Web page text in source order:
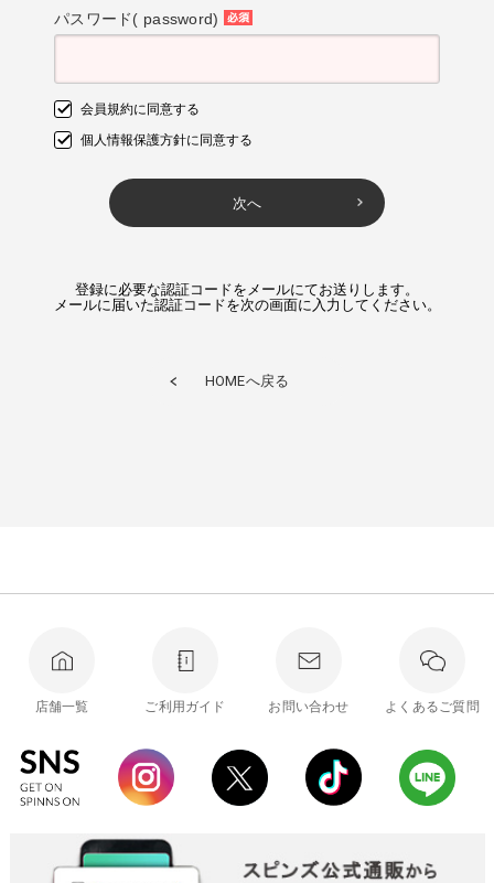
パスワード( password)
(必
会員規約に同意する
個人情報保護方針に同意する
次へ
登録に必要な認証コードをメールにてお送りします。
メールに届いた認証コードを次の画面に入力してください。
HOMEへ戻る
店舗一覧 ご利用ガイド お問い合わせ よくあるご質問